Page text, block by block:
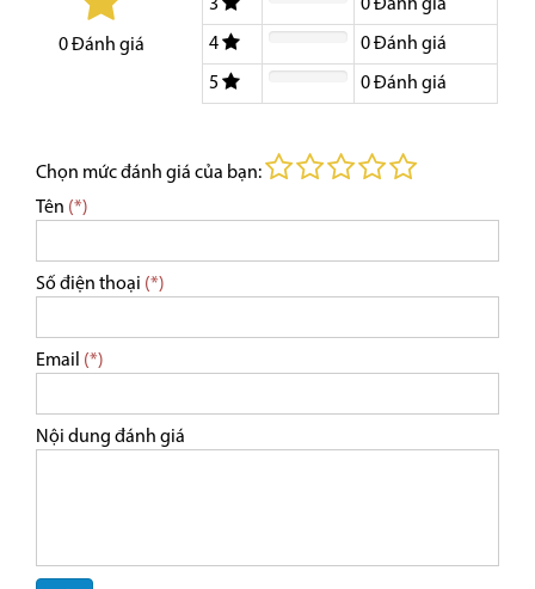
0Đánh giá
3 0Đánh giá
4 0Đánh giá
5 0Đánh giá
Chọn mức đánh giá của bạn:
Tên (*)
Số điện thoại (*)
Email (*)
Nội dung đánh giá